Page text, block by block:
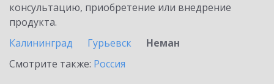
консультацию, приобретение или внедрение
продукта.
Калининград
Гурьевск
Неман
Смотрите также: Россия